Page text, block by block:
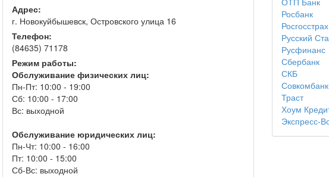
Адрес:
г. Новокуйбышевск, Островского улица 16
Телефон:
(84635) 71178
Режим работы:
Обслуживание физических лиц:
Пн-Пт: 10:00 - 19:00
Сб: 10:00 - 17:00
Вс: выходной
Обслуживание юридических лиц:
Пн-Чт: 10:00 - 16:00
Пт: 10:00 - 15:00
Сб-Вс: выходной
Росбанк
Росгосстрах
Русский
Русфинанс
Сбербанк
СКБ
Совкомбанк
Траст
Хоум
Экспресс-